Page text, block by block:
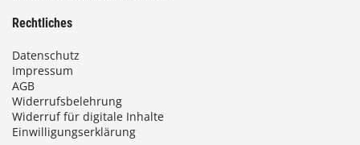
Rechtliches
Datenschutz
Impressum
AGB
Widerrufsbelehrung
Widerruf für digitale Inhalte
Einwilligungserklärung